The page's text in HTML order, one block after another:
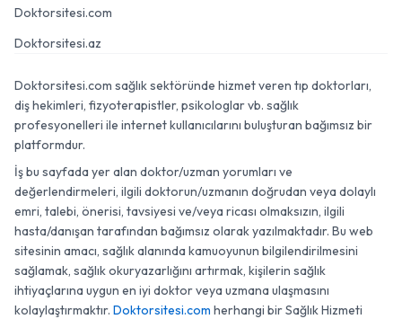
Doktorsitesi.com
Doktorsitesi.az
Doktorsitesi.com sağlık sektöründe hizmet veren tıp doktorları,
diş hekimleri, fizyoterapistler, psikologlar vb. sağlık
profesyonelleri ile internet kullanıcılarını buluşturan bağımsız bir
platformdur.
İş bu sayfada yer alan doktor/uzman yorumları ve
değerlendirmeleri, ilgili doktorun/uzmanın doğrudan veya dolaylı
emri, talebi, önerisi, tavsiyesi ve/veya ricası olmaksızın, ilgili
hasta/danışan tarafından bağımsız olarak yazılmaktadır. Bu web
sitesinin amacı, sağlık alanında kamuoyunun bilgilendirilmesini
sağlamak, sağlık okuryazarlığını artırmak, kişilerin sağlık
ihtiyaçlarına uygun en iyi doktor veya uzmana ulaşmasını
kolaylaştırmaktır. Doktorsitesi.com herhangi bir Sağlık Hizmeti